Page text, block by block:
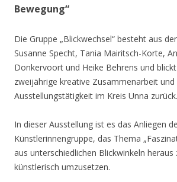
Bewegung“
Die Gruppe „Blickwechsel“ besteht aus
Susanne Specht, Tania Mairitsch-Korte,
Donkervoort und Heike Behrens und
zweijährige kreative Zusammenarbeit und
Ausstellungstätigkeit im Kreis Unna zurück.
In dieser Ausstellung ist es das Anliegen
Künstlerinnengruppe, das Thema
aus unterschiedlichen Blickwinkeln
künstlerisch umzusetzen.